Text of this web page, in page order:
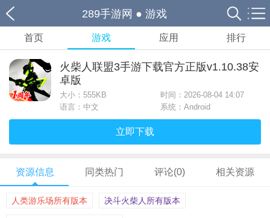
289手游网 ● 游戏
首页 游戏 应用 排行
火柴人联盟3手游下载官方正版v1.10.38安
卓版
大小： 555KB
时间：2026-08-04 14:07
语言：中文
系统：Android
立即下载
资源信息 同类热门 评论(0) 相关资源
人类游乐场所有版本 决斗火柴人所有版本